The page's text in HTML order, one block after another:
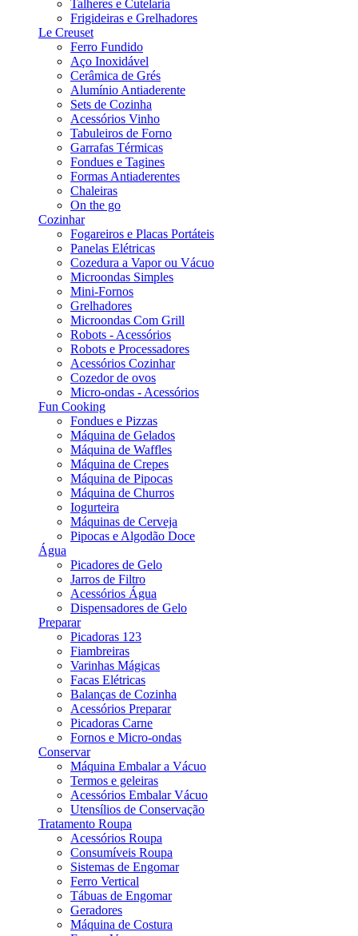
Talheres e Cutelaria
Frigideiras e Grelhadores
Le Creuset
Ferro Fundido
Aço Inoxidável
Cerâmica de Grés
Alumínio Antiaderente
Sets de Cozinha
Acessórios Vinho
Tabuleiros de Forno
Garrafas Térmicas
Fondues e Tagines
Formas Antiaderentes
Chaleiras
On the go
Cozinhar
Fogareiros e Placas Portáteis
Panelas Elétricas
Cozedura a Vapor ou Vácuo
Microondas Simples
Mini-Fornos
Grelhadores
Microondas Com Grill
Robots - Acessórios
Robots e Processadores
Acessórios Cozinhar
Cozedor de ovos
Micro-ondas - Acessórios
Fun Cooking
Fondues e Pizzas
Máquina de Gelados
Máquina de Waffles
Máquina de Crepes
Máquina de Pipocas
Máquina de Churros
Iogurteira
Máquinas de Cerveja
Pipocas e Algodão Doce
Água
Picadores de Gelo
Jarros de Filtro
Acessórios Água
Dispensadores de Gelo
Preparar
Picadoras 123
Fiambreiras
Varinhas Mágicas
Facas Elétricas
Balanças de Cozinha
Acessórios Preparar
Picadoras Carne
Fornos e Micro-ondas
Conservar
Máquina Embalar a Vácuo
Termos e geleiras
Acessórios Embalar Vácuo
Utensílios de Conservação
Tratamento Roupa
Acessórios Roupa
Consumíveis Roupa
Sistemas de Engomar
Ferro Vertical
Tábuas de Engomar
Geradores
Máquina de Costura